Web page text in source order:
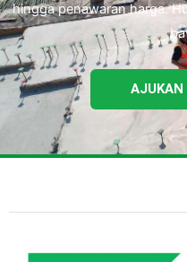
hingga penawaran harga.
AJUKAN